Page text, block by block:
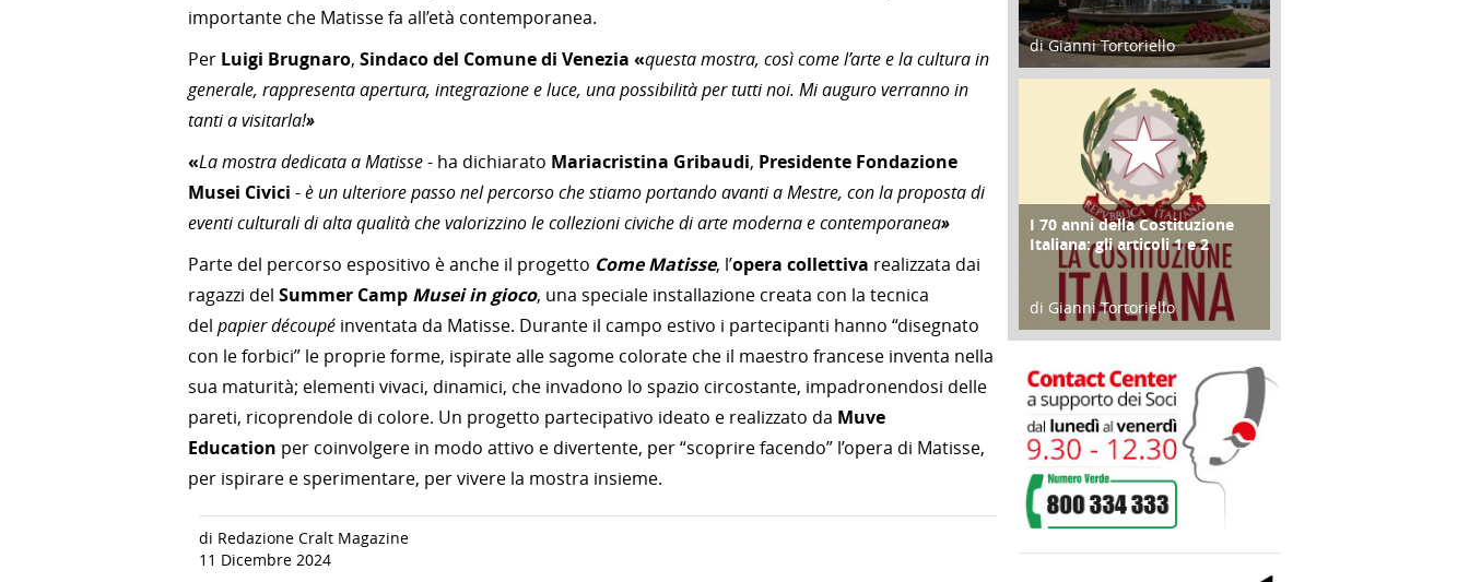
importante che Matisse fa all’età contemporanea.
Per Luigi Brugnaro, Sindaco del Comune di Venezia «questa mostra, così come l’arte e la cultura in
generale, rappresenta apertura, integrazione e luce, una possibilità per tutti noi. Mi auguro verranno in
tanti a visitarla!»
«La mostra dedicata a Matisse- ha dichiarato Mariacristina Gribaudi, Presidente Fondazione
Musei Civici -è un ulteriore passo nel percorso che stiamo portando avanti a Mestre, con la proposta di
eventi culturali di alta qualità che valorizzino le collezioni civiche di arte moderna e contemporanea»
Parte del percorso espositivo è anche il progetto Come Matisse, l’opera collettiva realizzata dai
ragazzi del Summer Camp Musei in gioco, una speciale installazione creata con la tecnica
del papier découpé inventata da Matisse. Durante il campo estivo i partecipanti hanno “disegnato
con le forbici” le proprie forme, ispirate alle sagome colorate che il maestro francese inventa nella
sua maturità; elementi vivaci, dinamici, che invadono lo spazio circostante, impadronendosi delle
pareti, ricoprendole di colore. Un progetto partecipativo ideato e realizzato da Muve
Education per coinvolgere in modo attivo e divertente, per “scoprire facendo” l’opera di Matisse,
per ispirare e sperimentare, per vivere la mostra insieme.
di Redazione Cralt Magazine
11 Dicembre 2024
di Gianni Tortoriello
16 Febbraio 2018
FOCUS
I 70 anni della Costituzione
Italiana: gli articoli 1 e 2
di Gianni Tortoriello
17 Marzo 2018